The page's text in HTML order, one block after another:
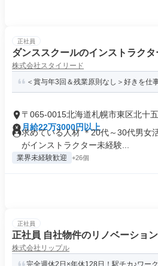
正社員
ダンススクールのインストラクタ
株式会社スタイリード
＜賞与年3回＆残業原則なし＞好きを仕
〒065-0015北海道札幌市東区北十
月給22万3000円以上
求めている人材 ＊20代～30代男女
がインストラクター未経験...
業界未経験歓迎 +26個
正社員
正社員 自社物件のリノベーショ
株式会社リップル
完全週休2日×年休128日！駅チカ♪ワー